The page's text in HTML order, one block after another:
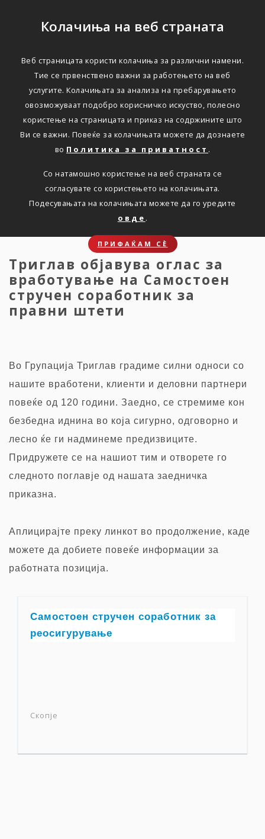
Колачиња на веб страната
Веб страницата користи колачиња за различни намени.
Тие се првенствено важни за работењето на веб
услугите. Колачињата за анализа на пребарувањето
овозможуваат подобро корисничко искуство, полесно
користење на страницата и приказ на содржините што
Ви се важни. Повеќе за колачињата можете да дознаете
во Политика за приватност .
Со натамошно користење на веб страната се
согласувате со користењето на колачињата.
Подесувањата на колачињата можете да го уредите
овде .
ПРИФАЌАМ СЀ
Триглав објавува оглас
за вработување на
Самостоен стручен
соработник за правни
штети
Новости Оглас за вработување
Триглав објавува оглас за
вработување на Самостоен
стручен соработник за
правни штети
Во Групација Триглав градиме силни односи со
нашите вработени, клиенти и деловни партнери
повеќе од 120 години. Заедно, се стремиме кон
безбедна иднина во која сигурно, одговорно и
лесно ќе ги надминеме предизвиците.
Придружете се на нашиот тим и отворете го
следното поглавје од нашата заедничка
приказна.
Аплицирајте преку линкот во продолжение, каде
можете да добиете повеќе информации за
работната позиција.
Самостоен стручен соработник за
реосигурување
Скопје